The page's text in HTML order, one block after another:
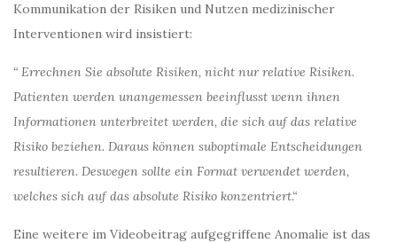
Kommunikation der Risiken und Nutzen medizinischer
Interventionen wird insistiert:
“ Errechnen Sie absolute Risiken, nicht nur relative Risiken.
Patienten werden unangemessen beeinflusst wenn ihnen
Informationen unterbreitet werden, die sich auf das relative
Risiko beziehen. Daraus können suboptimale Entscheidungen
resultieren. Deswegen sollte ein Format verwendet werden,
welches sich auf das absolute Risiko konzentriert.“
Eine weitere im Videobeitrag aufgegriffene Anomalie ist das